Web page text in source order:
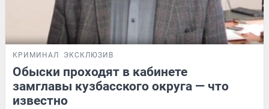
КРИМИНАЛ ЭКСКЛЮЗИВ
Обыски проходят в кабинете
замглавы кузбасского округа — что
известно